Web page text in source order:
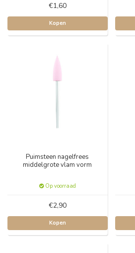
€1,60
Kopen
Puimsteen nagelfrees
middelgrote vlam vorm
Op voorraad
€2,90
Kopen